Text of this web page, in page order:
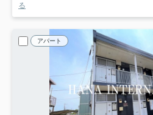
る
アパート